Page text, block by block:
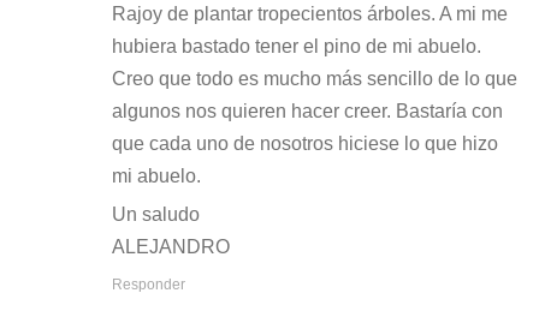
Rajoy de plantar tropecientos árboles. A mi me
hubiera bastado tener el pino de mi abuelo.
Creo que todo es mucho más sencillo de lo que
algunos nos quieren hacer creer. Bastaría con
que cada uno de nosotros hiciese lo que hizo
mi abuelo.
Un saludo
ALEJANDRO
Responder